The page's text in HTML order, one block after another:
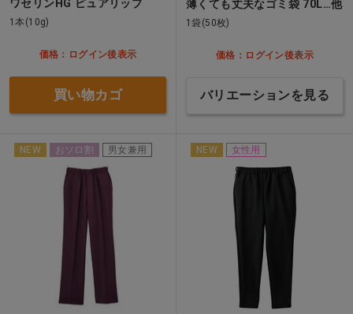
ワセリンHG ピュアリップ
1本(10g)
価格：ログイン後表示
買い物カゴ
薄くても丈夫なゴミ袋 70L…他
1袋(50枚)
価格：ログイン後表示
バリエーションを見る
NEW おソロ割 男女兼用 NEW 女性用